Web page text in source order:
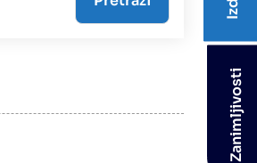
Zanimljivosti